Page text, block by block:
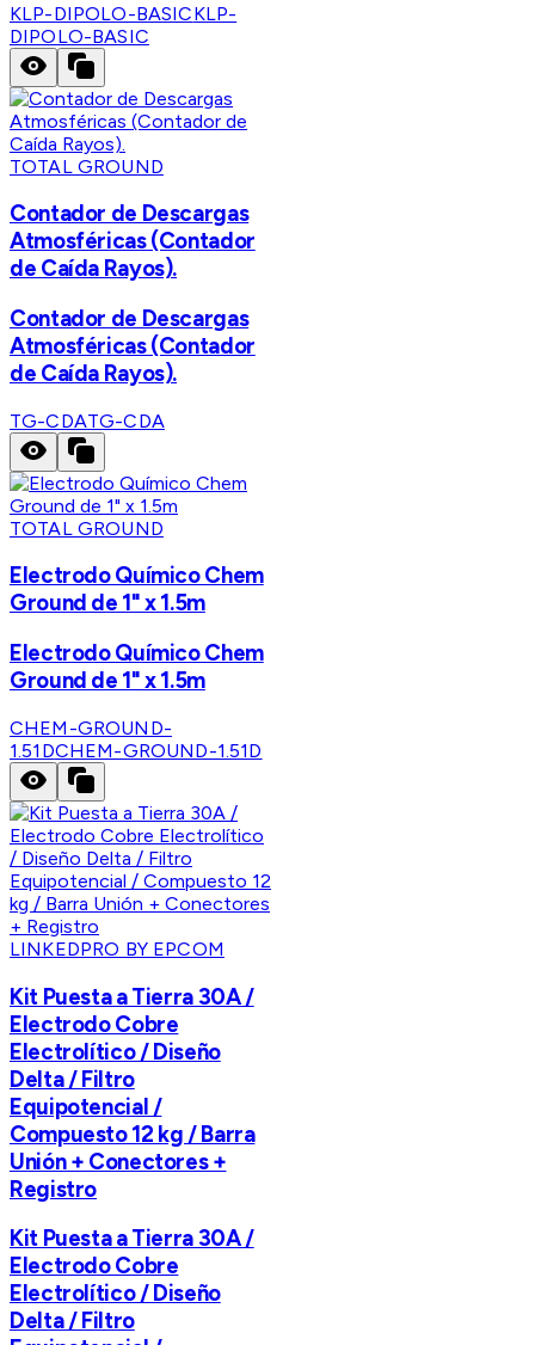
KLP-DIPOLO-BASICKLP-
DIPOLO-BASIC
TOTAL GROUND
Contador de Descargas
Atmosféricas (Contador
de Caída Rayos).
Contador de Descargas
Atmosféricas (Contador
de Caída Rayos).
TG-CDATG-CDA
TOTAL GROUND
Electrodo Químico Chem
Ground de 1" x 1.5m
Electrodo Químico Chem
Ground de 1" x 1.5m
CHEM-GROUND-
1.51DCHEM-GROUND-1.51D
LINKEDPRO BY EPCOM
Kit Puesta a Tierra 30A /
Electrodo Cobre
Electrolítico / Diseño
Delta / Filtro
Equipotencial /
Compuesto 12 kg / Barra
Unión + Conectores +
Registro
Kit Puesta a Tierra 30A /
Electrodo Cobre
Electrolítico / Diseño
Delta / Filtro